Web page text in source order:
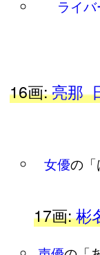
ライバ
16画:亮那
女優の「
17画:彬